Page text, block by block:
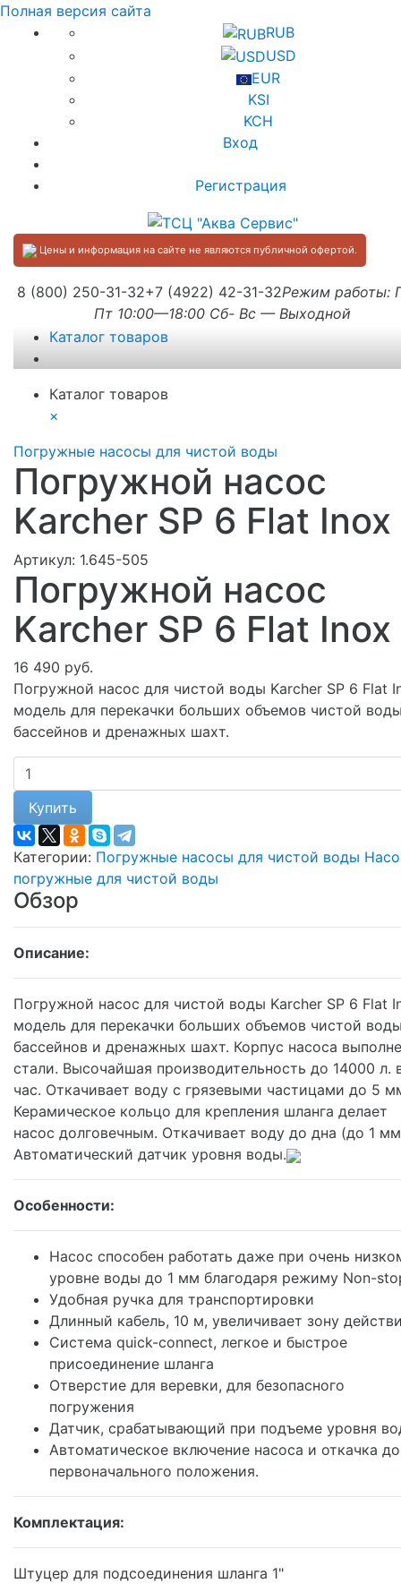
Полная версия сайта
RUB
USD
EUR
KSI
KCH
Вход
Регистрация
Цены и информация на сайте не являются публичной офертой.
8 (800) 250-31-32+7 (4922) 42-31-32Режим работы:
Пт 10:00—18:00 Сб- Вс — Выходной
Каталог товаров
Каталог товаров
×
Погружные насосы для чистой воды
Погружной насос
Karcher SP 6 Flat Inox
Артикул: 1.645-505
Погружной насос
Karcher SP 6 Flat Inox
16 490 руб.
Погружной насос для чистой воды Karcher SP 6 Flat
модель для перекачки больших объемов чистой
бассейнов и дренажных шахт.
Купить
Категории: Погружные насосы для чистой воды
погружные для чистой воды
Обзор
Описание:
Погружной насос для чистой воды Karcher SP 6 Flat
модель для перекачки больших объемов чистой
бассейнов и дренажных шахт. Корпус насоса
стали. Высочайшая производительность до 14000 л.
час. Откачивает воду с грязевыми частицами до 5
Керамическое кольцо для крепления шланга делает
насос долговечным. Откачивает воду до дна (до 1
Автоматический датчик уровня воды.
Особенности:
Насос способен работать даже при очень
уровне воды до 1 мм благодаря режиму Non-
Удобная ручка для транспортировки
Длинный кабель, 10 м, увеличивает зону
Система quick-connect, легкое и быстрое
присоединение шланга
Отверстие для веревки, для безопасного
погружения
Датчик, срабатывающий при подъеме уровня
Автоматическое включение насоса и откачка до
первоначального положения.
Комплектация:
Штуцер для подсоединения шланга 1"